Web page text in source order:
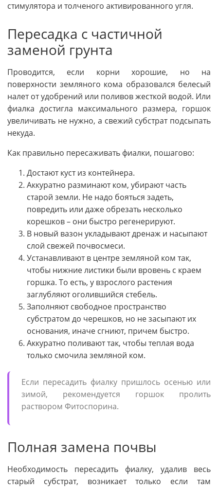
стимулятора и толченого активированного угля.
Пересадка с частичной
заменой грунта
Проводится, если корни хорошие, но на
поверхности земляного кома образовался белесый
налет от удобрений или поливов жесткой водой. Или
фиалка достигла максимального размера, горшок
увеличивать не нужно, а свежий субстрат подсыпать
некуда.
Как правильно пересаживать фиалки, пошагово:
Достают куст из контейнера.
Аккуратно разминают ком, убирают часть
старой земли. Не надо бояться задеть,
повредить или даже обрезать несколько
корешков – они быстро регенерируют.
В новый вазон укладывают дренаж и насыпают
слой свежей почвосмеси.
Устанавливают в центре земляной ком так,
чтобы нижние листики были вровень с краем
горшка. То есть, у взрослого растения
заглубляют оголившийся стебель.
Заполняют свободное пространство
субстратом до черешков, но не засыпают их
основания, иначе сгниют, причем быстро.
Аккуратно поливают так, чтобы теплая вода
только смочила земляной ком.
Если пересадить фиалку пришлось осенью или
зимой, рекомендуется горшок пролить
раствором Фитоспорина.
Полная замена почвы
Необходимость пересадить фиалку, удалив весь
старый субстрат, возникает только если там